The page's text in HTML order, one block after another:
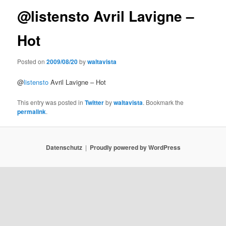
@listensto Avril Lavigne –
Hot
Posted on2009/08/20bywaltavista
@listensto Avril Lavigne – Hot
This entry was posted inTwitterbywaltavista. Bookmark the
permalink.
Datenschutz Proudly powered by WordPress